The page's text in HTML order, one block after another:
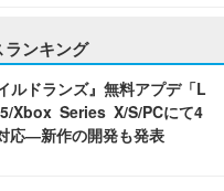
ンキング
ルドランズ』無料アプデ「L
Xbox Series X/S/PCにて4
応―新作の開発も発表